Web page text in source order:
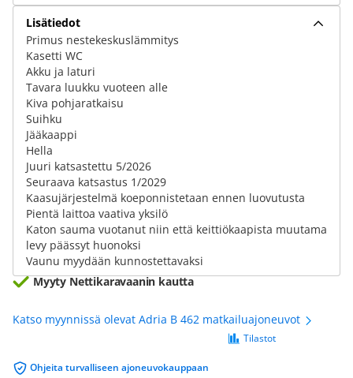
Lisätiedot
Primus nestekeskuslämmitys
Kasetti WC
Akku ja laturi
Tavara luukku vuoteen alle
Kiva pohjaratkaisu
Suihku
Jääkaappi
Hella
Juuri katsastettu 5/2026
Seuraava katsastus 1/2029
Kaasujärjestelmä koeponnistetaan ennen luovutusta
Pientä laittoa vaativa yksilö
Katon sauma vuotanut niin että keittiökaapista muutama
levy päässyt huonoksi
Vaunu myydään kunnostettavaksi
Myyty Nettikaravaanin kautta
Katso myynnissä olevat Adria B 462 matkailuajoneuvot
Ohjeita turvalliseen ajoneuvokauppaan
Tilastot